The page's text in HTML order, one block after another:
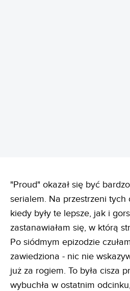
"Proud" okazał się być
serialem. Na przestrzeni tych
kiedy były te lepsze, jak i
zastanawiałam się, w którą
Po siódmym epizodzie
zawiedziona - nic nie
już za rogiem. To była cisza
wybuchła w ostatnim